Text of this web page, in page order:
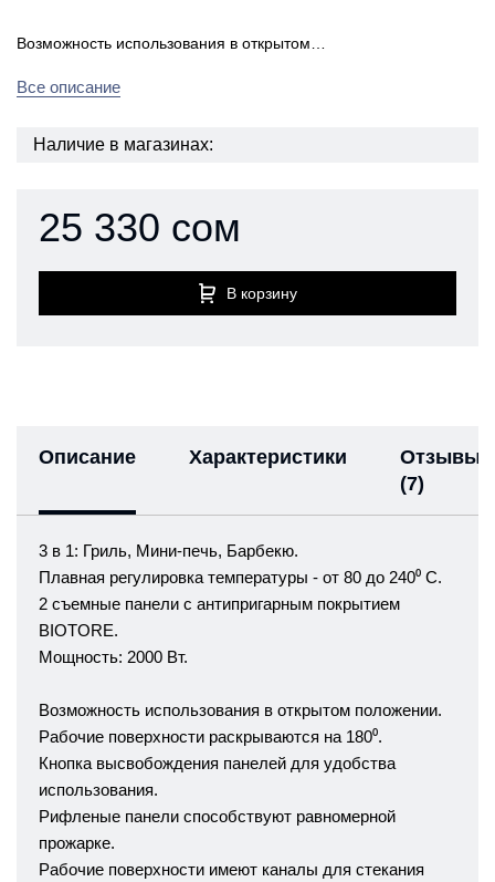
Возможность использования в открытом…
Все описание
Наличие в магазинах:
25 330 сом
В корзину
Описание Характеристики
Отзывы
(7)
3 в 1: Гриль, Мини-печь, Барбекю.
Плавная регулировка температуры - от 80 до 240⁰ C.
2 съемные панели с антипригарным покрытием
BIOTORE.
Мощность: 2000 Вт.
Возможность использования в открытом положении.
Рабочие поверхности раскрываются на 180⁰.
Кнопка высвобождения панелей для удобства
использования.
Рифленые панели способствуют равномерной
прожарке.
Рабочие поверхности имеют каналы для стекания